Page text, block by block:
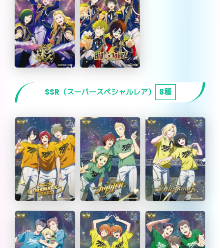
SSR（スーパースペシャルレア） 8種